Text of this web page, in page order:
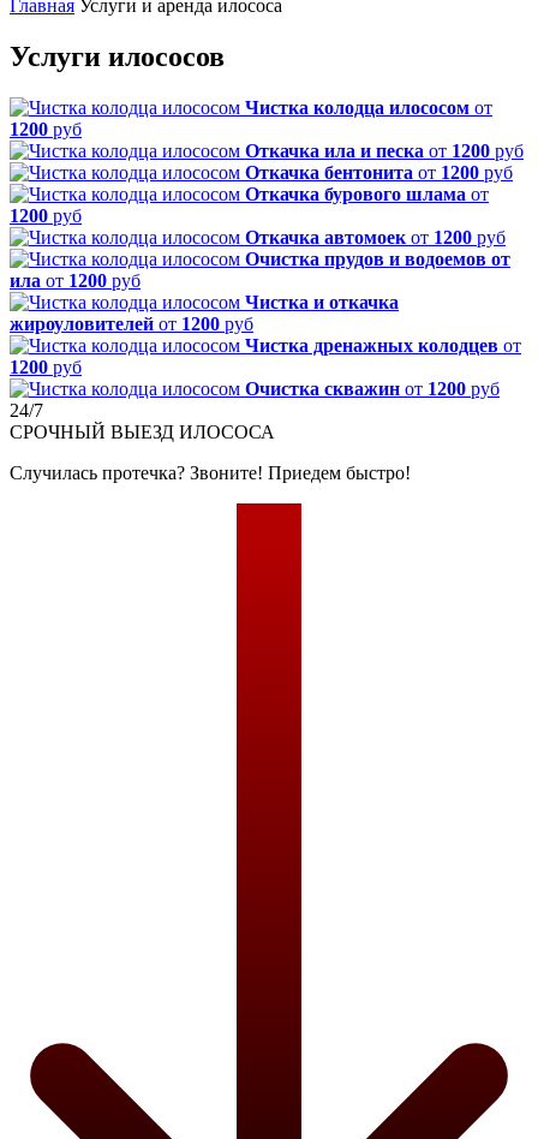
Главная Услуги и аренда илососа
Услуги илососов
Чистка колодца илососом от
1200 руб
Откачка ила и песка от 1200 руб
Откачка бентонита от 1200 руб
Откачка бурового шлама от
1200 руб
Откачка автомоек от 1200 руб
Очистка прудов и водоемов от
ила от 1200 руб
Чистка и откачка
жироуловителей от 1200 руб
Чистка дренажных колодцев от
1200 руб
Очистка скважин от 1200 руб
24/7
СРОЧНЫЙ ВЫЕЗД ИЛОСОСА
Случилась протечка? Звоните! Приедем быстро!